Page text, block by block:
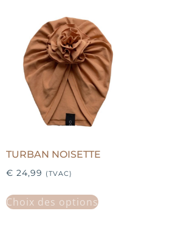
TURBAN NOISETTE
€ 24,99 (TVAC)
Choix des options